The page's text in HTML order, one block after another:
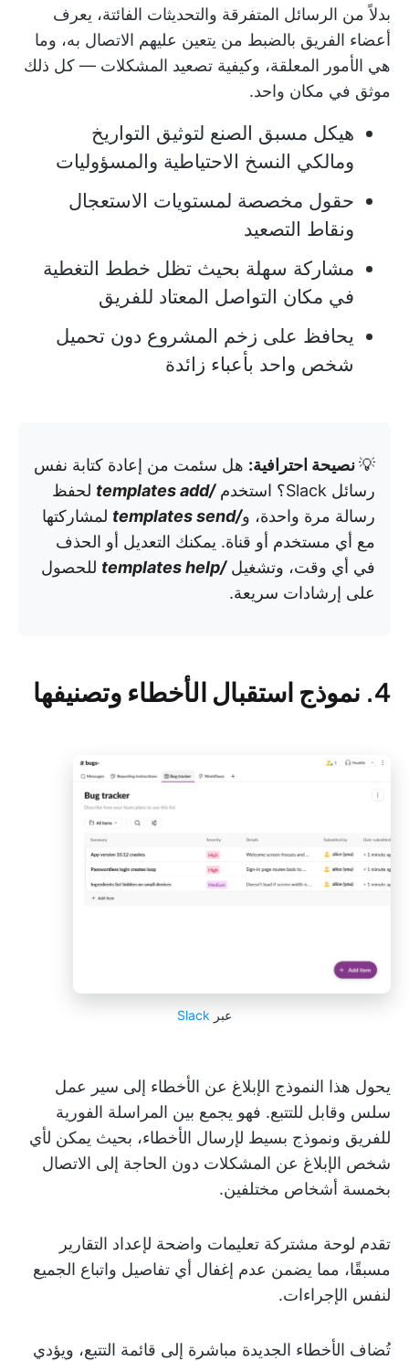
بدلاً من الرسائل المتفرقة والتحديثات الفائتة، يعرف
أعضاء الفريق بالضبط من يتعين عليهم الاتصال به، وما
هي الأمور المعلقة، وكيفية تصعيد المشكلات — كل ذلك
موثق في مكان واحد.
هيكل مسبق الصنع لتوثيق التواريخ
ومالكي النسخ الاحتياطية والمسؤوليات
حقول مخصصة لمستويات الاستعجال
ونقاط التصعيد
مشاركة سهلة بحيث تظل خطط التغطية
في مكان التواصل المعتاد للفريق
يحافظ على زخم المشروع دون تحميل
شخص واحد بأعباء زائدة
💡نصيحة احترافية: هل سئمت من إعادة كتابة نفس
رسائل Slack؟ استخدم
/templates add
لحفظ
رسالة مرة واحدة، و/templates send
لمشاركتها
مع أي مستخدم أو قناة. يمكنك التعديل أو الحذف
في أي وقت، وتشغيل/templates help
للحصول
على إرشادات سريعة.
4. نموذج استقبال الأخطاء وتصنيفها
عبر Slack
يحول هذا النموذج الإبلاغ عن الأخطاء إلى سير عمل
سلس وقابل للتتبع. فهو يجمع بين المراسلة الفورية
للفريق ونموذج بسيط لإرسال الأخطاء، بحيث يمكن لأي
شخص الإبلاغ عن المشكلات دون الحاجة إلى الاتصال
بخمسة أشخاص مختلفين.
تقدم لوحة مشتركة تعليمات واضحة لإعداد التقارير
مسبقًا، مما يضمن عدم إغفال أي تفاصيل واتباع الجميع
لنفس الإجراءات.
تُضاف الأخطاء الجديدة مباشرة إلى قائمة التتبع، ويؤدي